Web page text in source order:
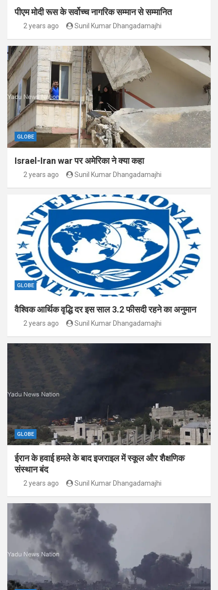
पीएम मोदी रूस के सर्वोच्च नागरिक सम्मान से सम्मानित
2 years ago Sunil Kumar Dhangadamajhi
GLOBE
Israel-Iran war पर अमेरिका ने क्या कहा
2 years ago Sunil Kumar Dhangadamajhi
GLOBE
वैश्विक आर्थिक वृद्धि दर इस साल 3.2 फीसदी रहने का अनुमान
2 years ago Sunil Kumar Dhangadamajhi
GLOBE
ईरान के हवाई हमले के बाद इजराइल में स्कूल और शैक्षणिक
संस्थान बंद
2 years ago Sunil Kumar Dhangadamajhi